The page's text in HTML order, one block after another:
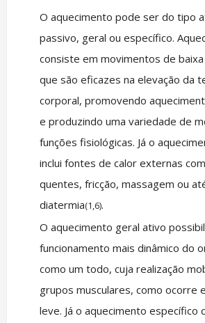
O aquecimento pode ser do tipo
passivo, geral ou específico.
consiste em movimentos de
que são eficazes na elevação da
corporal, promovendo
e produzindo uma variedade de
funções fisiológicas. Já o
inclui fontes de calor externas
quentes, fricção, massagem ou
diatermia(1,6).
O aquecimento geral ativo
funcionamento mais dinâmico do
como um todo, cuja realização
grupos musculares, como ocorre
leve. Já o aquecimento específico